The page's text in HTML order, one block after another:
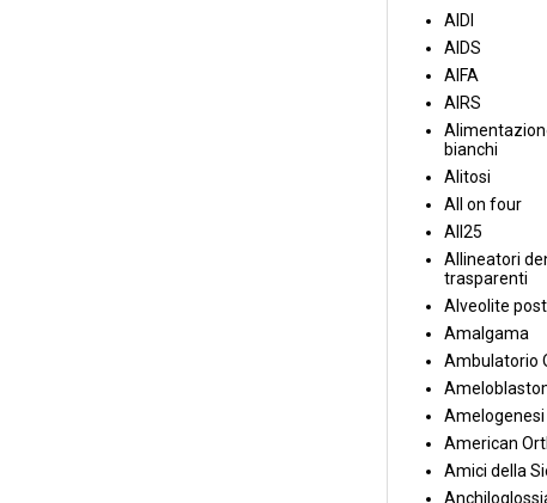
AIDI
AIDS
AIFA
AIRS
bianchi
Alitosi
All on four
All25
Allineatori
trasparenti
Alveolite
Amalgama
Ambulatorio
American
Amici della